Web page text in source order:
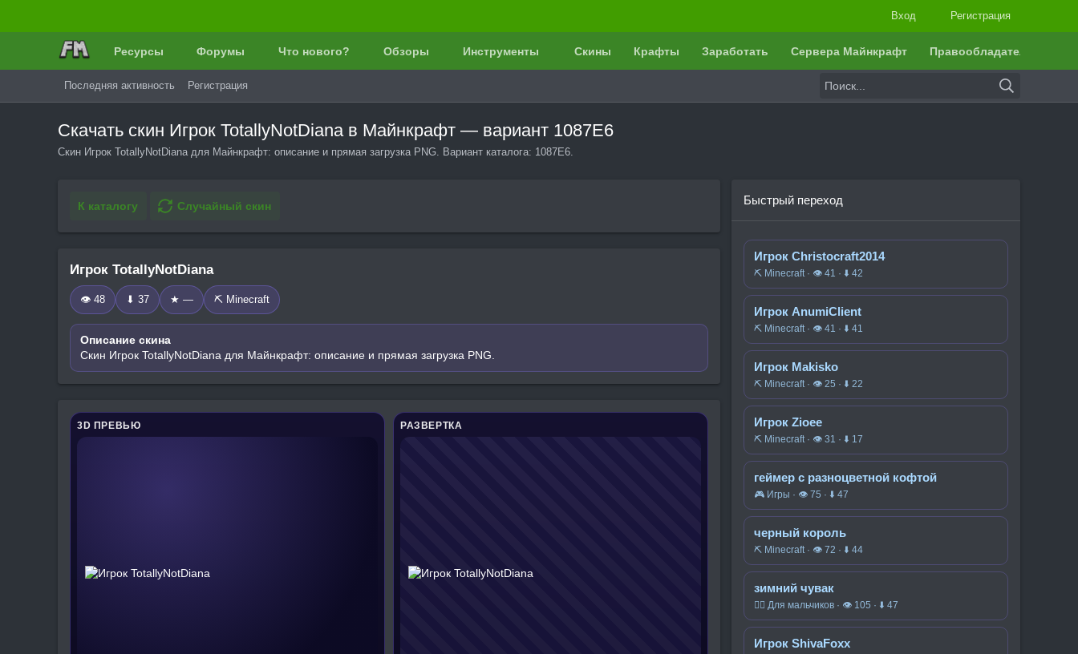
Вход Регистрация
Ресурсы Форумы Что нового? Обзоры Инструменты Скины Крафты Заработать Сервера Майнкрафт Правообладателям
Последняя активность Регистрация
Скачать скин Игрок TotallyNotDiana в Майнкрафт — вариант 1087E6
Скин Игрок TotallyNotDiana для Майнкрафт: описание и прямая загрузка PNG. Вариант каталога: 1087E6.
К каталогу Случайный скин
Игрок TotallyNotDiana
👁 48 ⬇ 37 ★ — ⛏️ Minecraft
Описание скина
Скин Игрок TotallyNotDiana для Майнкрафт: описание и прямая загрузка PNG.
3D ПРЕВЬЮ РАЗВЕРТКА
Быстрый переход
Игрок Christocraft2014
⛏️ Minecraft · 👁 41 · ⬇ 42
Игрок AnumiClient
⛏️ Minecraft · 👁 41 · ⬇ 41
Игрок Makisko
⛏️ Minecraft · 👁 25 · ⬇ 22
Игрок Zioee
⛏️ Minecraft · 👁 31 · ⬇ 17
геймер с разноцветной кофтой
🎮 Игры · 👁 75 · ⬇ 47
черный король
⛏️ Minecraft · 👁 72 · ⬇ 44
зимний чувак
🧍‍♂️ Для мальчиков · 👁 105 · ⬇ 47
Игрок ShivaFoxx